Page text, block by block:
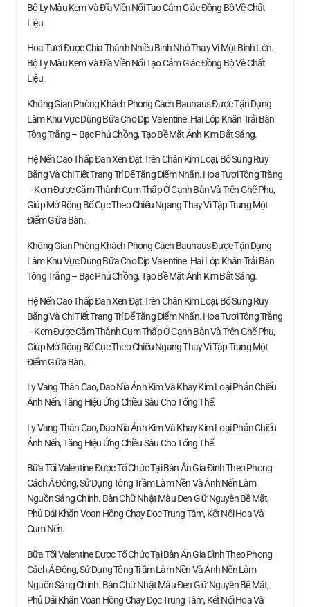
Bộ Ly Màu Kem Và Đĩa Viền Nổi Tạo Cảm Giác Đồng Bộ Về Chất
Liệu.
Hoa Tươi Được Chia Thành Nhiều Bình Nhỏ Thay Vì Một Bình Lớn.
Bộ Ly Màu Kem Và Đĩa Viền Nổi Tạo Cảm Giác Đồng Bộ Về Chất
Liệu.
Không Gian Phòng Khách Phong Cách Bauhaus Được Tận Dụng
Làm Khu Vực Dùng Bữa Cho Dịp Valentine. Hai Lớp Khăn Trải Bàn
Tông Trắng – Bạc Phủ Chồng, Tạo Bề Mặt Ánh Kim Bắt Sáng.
Hệ Nến Cao Thấp Đan Xen Đặt Trên Chân Kim Loại, Bổ Sung Ruy
Băng Và Chi Tiết Trang Trí Để Tăng Điểm Nhấn. Hoa Tươi Tông Trắng
– Kem Được Cắm Thành Cụm Thấp Ở Cạnh Bàn Và Trên Ghế Phụ,
Giúp Mở Rộng Bố Cục Theo Chiều Ngang Thay Vì Tập Trung Một
Điểm Giữa Bàn.
Không Gian Phòng Khách Phong Cách Bauhaus Được Tận Dụng
Làm Khu Vực Dùng Bữa Cho Dịp Valentine. Hai Lớp Khăn Trải Bàn
Tông Trắng – Bạc Phủ Chồng, Tạo Bề Mặt Ánh Kim Bắt Sáng.
Hệ Nến Cao Thấp Đan Xen Đặt Trên Chân Kim Loại, Bổ Sung Ruy
Băng Và Chi Tiết Trang Trí Để Tăng Điểm Nhấn. Hoa Tươi Tông Trắng
– Kem Được Cắm Thành Cụm Thấp Ở Cạnh Bàn Và Trên Ghế Phụ,
Giúp Mở Rộng Bố Cục Theo Chiều Ngang Thay Vì Tập Trung Một
Điểm Giữa Bàn.
Ly Vang Thân Cao, Dao Nĩa Ánh Kim Và Khay Kim Loại Phản Chiếu
Ánh Nến, Tăng Hiệu Ứng Chiều Sâu Cho Tổng Thể.
Ly Vang Thân Cao, Dao Nĩa Ánh Kim Và Khay Kim Loại Phản Chiếu
Ánh Nến, Tăng Hiệu Ứng Chiều Sâu Cho Tổng Thể.
Bữa Tối Valentine Được Tổ Chức Tại Bàn Ăn Gia Đình Theo Phong
Cách Á Đông, Sử Dụng Tông Trầm Làm Nền Và Ánh Nến Làm
Nguồn Sáng Chính. Bàn Chữ Nhật Màu Đen Giữ Nguyên Bề Mặt,
Phủ Dải Khăn Voan Hồng Chạy Dọc Trung Tâm, Kết Nối Hoa Và
Cụm Nến.
Bữa Tối Valentine Được Tổ Chức Tại Bàn Ăn Gia Đình Theo Phong
Cách Á Đông, Sử Dụng Tông Trầm Làm Nền Và Ánh Nến Làm
Nguồn Sáng Chính. Bàn Chữ Nhật Màu Đen Giữ Nguyên Bề Mặt,
Phủ Dải Khăn Voan Hồng Chạy Dọc Trung Tâm, Kết Nối Hoa Và